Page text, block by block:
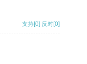
支持[0] 反对[0]